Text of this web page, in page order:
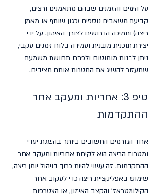
על הימים והזמנים שבהם מתאמנים ורצים,
קביעת משאבים נוספים (כגון שותף או מאמן
ריצה) ותמיכה הדרושים לצורך האימון. על ידי
יצירת תוכנית מובנית ועמידה בלוח זמנים עקבי,
ניתן לבנות מומנטום ולפתח תחושת משמעת
שתעזור להשיג את המטרות אותם מציבים.
טיפ 3: אחריות ומעקב אחר
ההתקדמות
אחד הגורמים החשובים ביותר בהשגת יעדי
ומטרות הריצה הוא לקיחת אחריות ומעקב אחר
ההתקדמות. זה עשוי להיות כרוך בניהול יומן ריצה,
שימוש באפליקציית ריצה כדי לעקוב אחר
הקילומטראז' והקצב האימון, או הצטרפות